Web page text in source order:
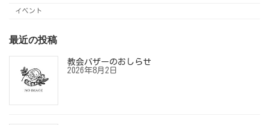
イベント
最近の投稿
教会バザーのおしらせ
2026年8月2日